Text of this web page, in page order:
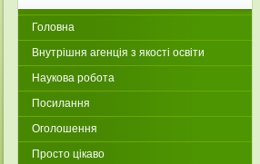
Головна
Внутрішня агенція з якості освіти
Наукова робота
Посилання
Оголошення
Просто цікаво